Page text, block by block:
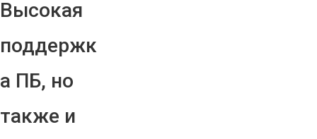
Высокая
поддержк
а ПБ, но
также и